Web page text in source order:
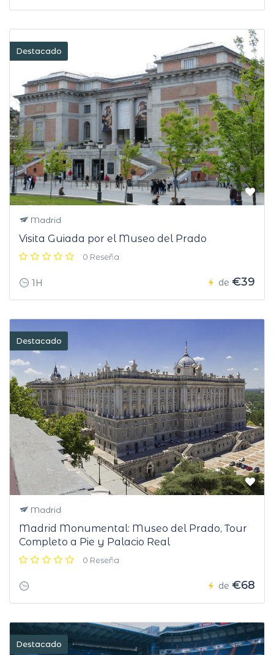
Destacado
Madrid
Visita Guiada por el Museo del Prado
0 Reseña
1H de €39
Destacado
Madrid
Madrid Monumental: Museo del Prado, Tour
Completo a Pie y Palacio Real
0 Reseña
de €68
Destacado